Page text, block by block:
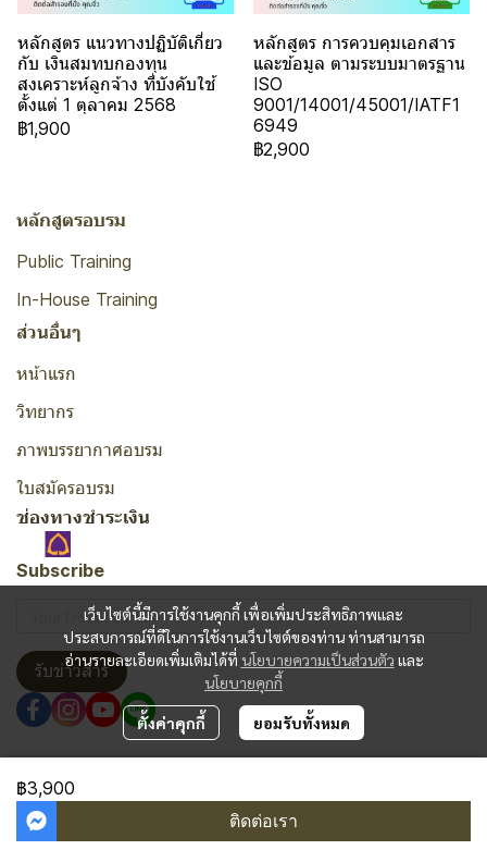
หลักสูตร แนวทางปฏิบัติเกี่ยว
กับ เงินสมทบกองทุน
สงเคราะห์ลูกจ้าง ที่บังคับใช้
ตั้งแต่ 1 ตุลาคม 2568
฿1,900
หลักสูตร การควบคุมเอกสาร
และข้อมูล ตามระบบมาตรฐาน
ISO
9001/14001/45001/IATF1
6949
฿2,900
฿3,900
ติดต่อเรา
เว็บไซต์นี้มีการใช้งานคุกกี้ เพื่อเพิ่มประสิทธิภาพและ
ประสบการณ์ที่ดีในการใช้งานเว็บไซต์ของท่าน ท่านสามารถ
อ่านรายละเอียดเพิ่มเติมได้ที่ นโยบายความเป็นส่วนตัว และ
นโยบายคุกกี้
ตั้งค่าคุกกี้ ยอมรับทั้งหมด
หลักสูตรอบรม
Public Training
In-House Training
ส่วนอื่นๆ
หน้าแรก
วิทยากร
ภาพบรรยากาศอบรม
ใบสมัครอบรม
ช่องทางชำระเงิน
Subscribe
รับข่าวสาร
ผู้เข้าชมวันนี้1,177
Powered By MakeWebEasy